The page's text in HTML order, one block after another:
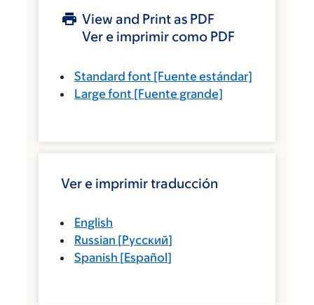
View and Print as PDF
Ver e imprimir como PDF
Standard font [Fuente estándar]
Large font [Fuente grande]
Ver e imprimir traducción
English
Russian [Русский]
Spanish [Español]